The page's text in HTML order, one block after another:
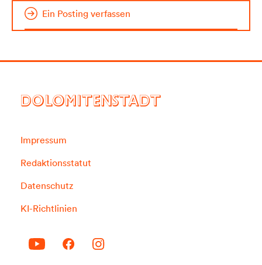
Ein Posting verfassen
DOLOMITENSTADT
Impressum
Redaktionsstatut
Datenschutz
KI-Richtlinien